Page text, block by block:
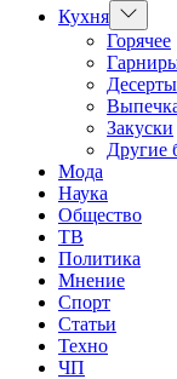
Кухня Показать
подменю
Горячее
Десерты
Закуски
Другие
Мода
Наука
Общество
ТВ
Политика
Мнение
Спорт
Статьи
Техно
ЧП